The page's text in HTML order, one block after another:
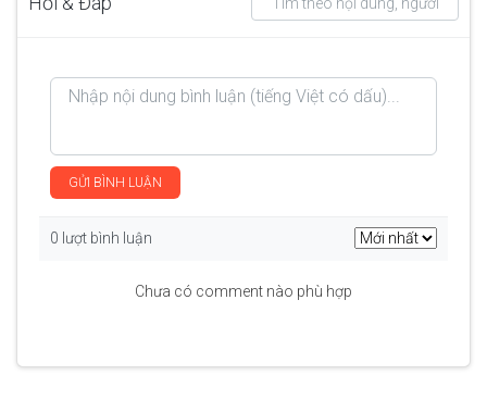
GỬI BÌNH LUẬN
0 lượt bình luận
Chưa có comment nào phù hợp